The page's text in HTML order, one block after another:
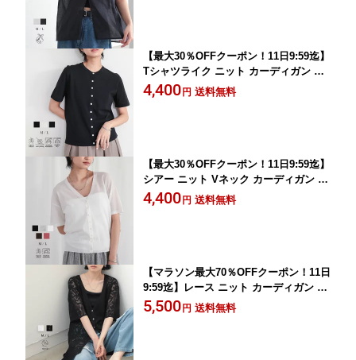
【最大30％OFFクーポン！11日9:59迄】
Tシャツライク ニット カーディガン 羽
織 トップス サマーニット 半袖 レディ
ース ボタン クルーネック 毛玉になりに
4,400円 送料無料
【最大30％OFFクーポン！11日9:59迄】
シアー ニット Vネック カーディガン サ
マーニット 羽織 トップス レディース
冷房対策 透け感 涼やか 半袖 シンプル
4,400円 送料無料
【マラソン最大70％OFFクーポン！11日
9:59迄】レース ニット カーディガン ト
ップス 羽織 レーシーニット レース編み
レディース 半袖 Vネック 冷房対策 重ね
5,500円 送料無料